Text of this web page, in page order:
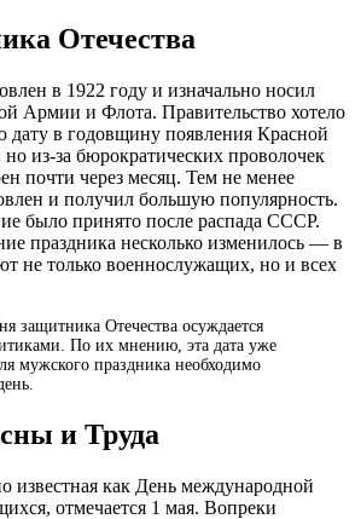
Отечества
в 1922 году и изначально носил
Армии и Флота. Правительство хотело
дату в годовщину появления Красной
из-за бюрократических проволочек
почти через месяц. Тем не менее
и получил большую популярность.
было принято после распада СССР.
праздника несколько изменилось — в
не только военнослужащих, но и всех
защитника Отечества осуждается
По их мнению, эта дата уже
мужского праздника необходимо
и Труда
известная как День международной
отмечается 1 мая. Вопреки